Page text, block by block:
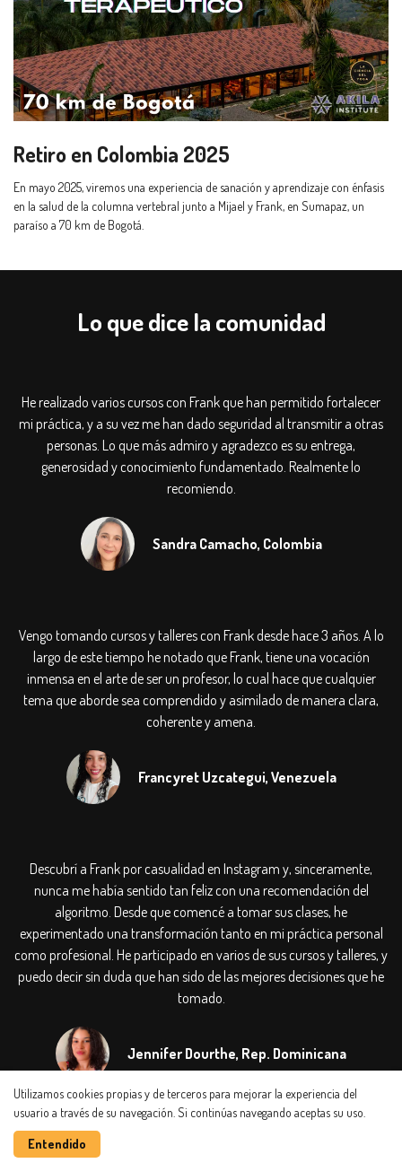
Retiro en Colombia 2025
En mayo 2025, viremos una experiencia de sanación y aprendizaje con énfasis
en la salud de la columna vertebral junto a Mijael y Frank, en Sumapaz, un
paraíso a 70 km de Bogotá.
Lo que dice la comunidad
He realizado varios cursos con Frank que han permitido fortalecer
mi práctica, y a su vez me han dado seguridad al transmitir a otras
personas. Lo que más admiro y agradezco es su entrega,
generosidad y conocimiento fundamentado. Realmente lo
recomiendo.
Sandra Camacho, Colombia
Vengo tomando cursos y talleres con Frank desde hace 3 años. A lo
largo de este tiempo he notado que Frank, tiene una vocación
inmensa en el arte de ser un profesor, lo cual hace que cualquier
tema que aborde sea comprendido y asimilado de manera clara,
coherente y amena.
Francyret Uzcategui, Venezuela
Descubrí a Frank por casualidad en Instagram y, sinceramente,
nunca me había sentido tan feliz con una recomendación del
algoritmo. Desde que comencé a tomar sus clases, he
experimentado una transformación tanto en mi práctica personal
como profesional. He participado en varios de sus cursos y talleres, y
puedo decir sin duda que han sido de las mejores decisiones que he
tomado.
Jennifer Dourthe, Rep. Dominicana
Utilizamos cookies propias y de terceros para mejorar la experiencia del
usuario a través de su navegación. Si continúas navegando aceptas su uso.
Entendido